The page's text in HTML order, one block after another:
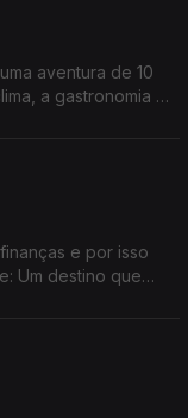
aventura de 10
a gastronomia e
e por isso
Um destino que